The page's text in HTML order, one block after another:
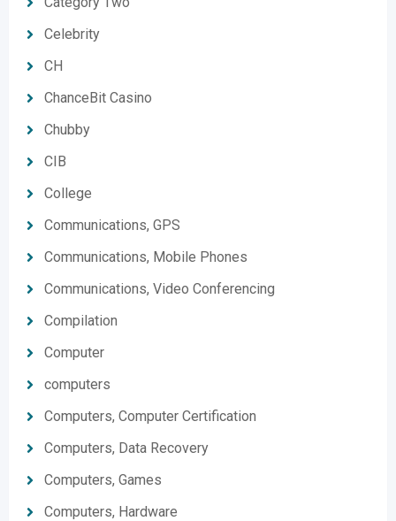
Celebrity
CH
ChanceBit Casino
Chubby
CIB
College
Communications, GPS
Communications, Mobile Phones
Communications, Video Conferencing
Compilation
Computer
computers
Computers, Computer Certification
Computers, Data Recovery
Computers, Games
Computers, Hardware